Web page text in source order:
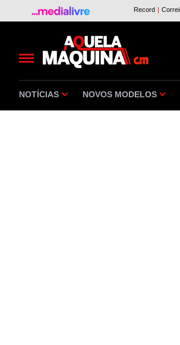
NOTÍCIAS NOVOS MODELOS